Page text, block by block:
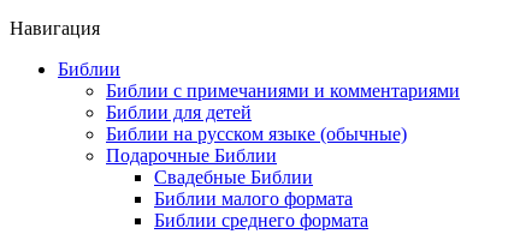
Навигация
Библии
Библии с примечаниями и комментариями
Библии для детей
Библии на русском языке (обычные)
Подарочные Библии
Свадебные Библии
Библии малого формата
Библии среднего формата